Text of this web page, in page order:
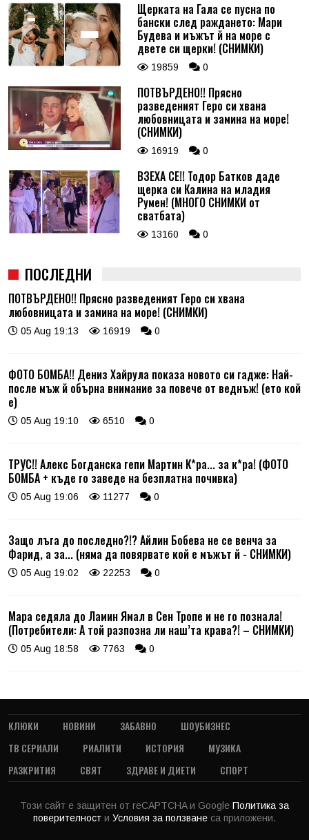
Щерката на Гала се пусна по
бански след раждането: Мари
Будева и мъжът й на море с
двете си щерки! (СНИМКИ)
19859 0
ПОТВЪРДЕНО!! Прясно
разведеният Геро си хвана
любовницата и замина на море!
(СНИМКИ)
16919 0
ВЗЕХА СЕ!! Тодор Батков даде
щерка си Калина на младия
Румен! (МНОГО СНИМКИ от
сватбата)
13160 0
ПОСЛЕДНИ
ПОТВЪРДЕНО!! Прясно разведеният Геро си хвана
любовницата и замина на море! (СНИМКИ)
05 Aug 19:13 16919 0
ФОТО БОМБА!! Дениз Хайрула показа новото си гадже: Най-
после мъж й обърна внимание за повече от веднъж! (ето кой
е)
05 Aug 19:10 6510 0
ТРУС!! Алекс Богданска гепи Мартин К*ра... за к*ра! (ФОТО
БОМБА + къде го заведе на безплатна почивка)
05 Aug 19:06 11277 0
Защо лъга до последно?!? Айлин Бобева не се венча за
Фарид, а за... (няма да повярвате кой е мъжът й - СНИМКИ)
05 Aug 19:02 22253 0
Мара седяла до Ламин Ямал в Сен Тропе и не го познала!
(Потребители: А той разпозна ли наш’та крава?! – СНИМКИ)
05 Aug 18:58 7763 0
КЛЮКИ НОВИНИ ЗАБАВНО
ШОУБИЗНЕС
ТВ СЕРИАЛИ
РИАЛИТИ ИСТОРИЯ
МУЗИКА
РАЗКРИТИЯ
СВЯТ ЗДРАВЕ И ДИЕТИ СПОРТ
Този сайт е защитен от reCAPTCHA и Google Политика за
поверителност и Условия за ползване са приложени.